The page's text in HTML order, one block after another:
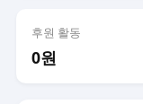
후원 활동
0원